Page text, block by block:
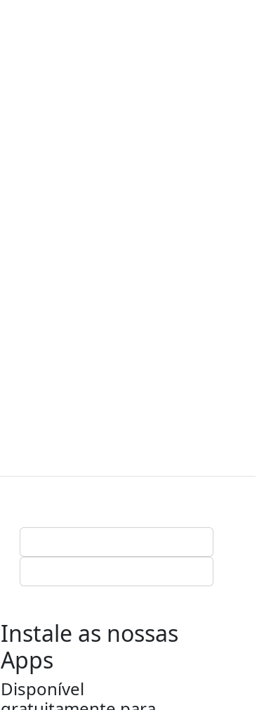
Instale as nossas
Apps
Disponível